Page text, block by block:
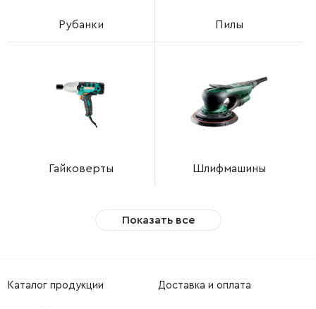
Рубанки Пилы
Гайковерты Шлифмашины
Показать все
Каталог продукции Доставка и оплата